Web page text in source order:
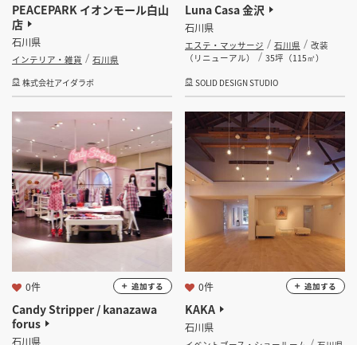
坪数
坪 ～ 坪
フリーワード
検索する
PEACEPARK イオンモール白山
店
石川県
インテリア・雑貨
石川県
株式会社アイダラボ
Luna Casa 金沢
石川県
エステ・マッサージ 石川県
改装
（リニューアル）
35坪（115㎡）
SOLID DESIGN STUDIO
Candy Stripper / kanazawa
forus
石川県
0件 追加する
KAKA
石川県
0件 追加する